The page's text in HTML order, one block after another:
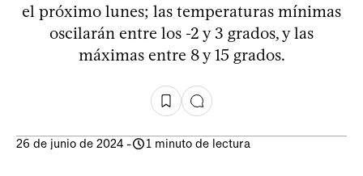
el próximo lunes; las temperaturas mínimas
oscilarán entre los -2 y 3 grados, y las
máximas entre 8 y 15 grados.
26 de junio de 2024 - 1 minuto de lectura